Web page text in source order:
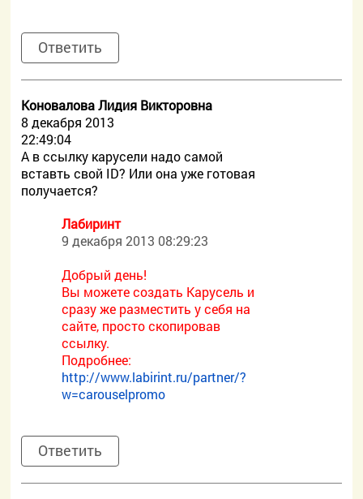
Ответить
Коновалова Лидия Викторовна
8 декабря 2013
22:49:04
А в ссылку карусели надо самой
вставть cвой ID? Или она уже готовая
получается?
Лабиринт
9 декабря 2013 08:29:23
Добрый день!
Вы можете создать Карусель и
сразу же разместить у себя на
сайте, просто скопировав
ссылку.
Подробнее:
http://www.labirint.ru/partner/?
w=carouselpromo
Ответить